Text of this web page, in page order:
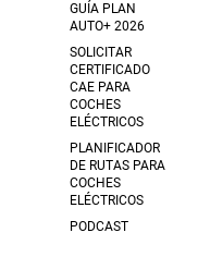
GUÍA PLAN
AUTO+ 2026
SOLICITAR
CERTIFICADO
CAE PARA
COCHES
ELÉCTRICOS
PLANIFICADOR
DE RUTAS PARA
COCHES
ELÉCTRICOS
PODCAST